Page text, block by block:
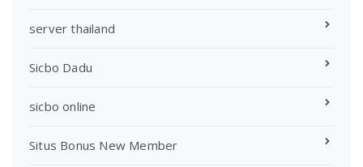
server thailand
Sicbo Dadu
sicbo online
Situs Bonus New Member